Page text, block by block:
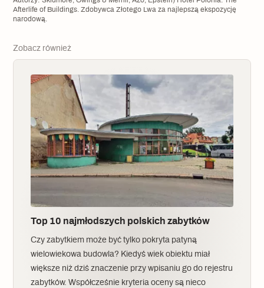
Afterlife of Buildings. Zdobywca Złotego Lwa za najlepszą ekspozycję
narodową.
Zobacz również
Top 10 najmłodszych polskich zabytków
Czy zabytkiem może być tylko pokryta patyną
wielowiekowa budowla? Kiedyś wiek obiektu miał
większe niż dziś znaczenie przy wpisaniu go do rejestru
zabytków. Współcześnie kryteria oceny są nieco